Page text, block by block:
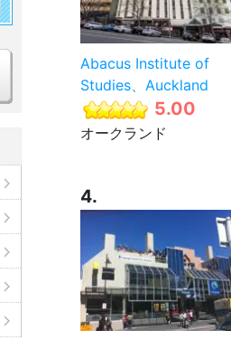
Abacus Institute of
Studies、Auckland
5.00
オークランド
4.